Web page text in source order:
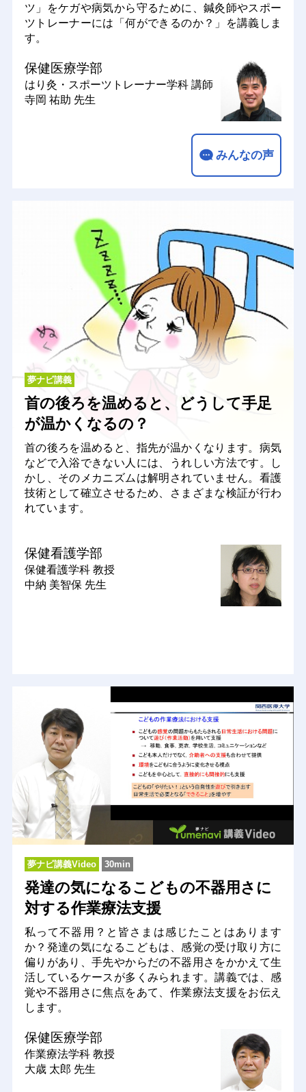
ツ」をケガや病気から守るために、鍼灸師やスポー
ツトレーナーには「何ができるのか？」を講義しま
す。
保健医療学部
はり灸・スポーツトレーナー学科 講師
寺岡 祐助 先生
みんなの声
夢ナビ講義
首の後ろを温めると、どうして手足
が温かくなるの？
首の後ろを温めると、指先が温かくなります。病気
などで入浴できない人には、うれしい方法です。し
かし、そのメカニズムは解明されていません。看護
技術として確立させるため、さまざまな検証が行わ
れています。
保健看護学部
保健看護学科 教授
中納 美智保 先生
夢ナビ講義Video 30min
発達の気になるこどもの不器用さに
対する作業療法支援
私って不器用？と皆さまは感じたことはあります
か？発達の気になるこどもは、感覚の受け取り方に
偏りがあり、手先やからだの不器用さをかかえて生
活しているケースが多くみられます。講義では、感
覚や不器用さに焦点をあて、作業療法支援をお伝え
します。
保健医療学部
作業療法学科 教授
大歳 太郎 先生